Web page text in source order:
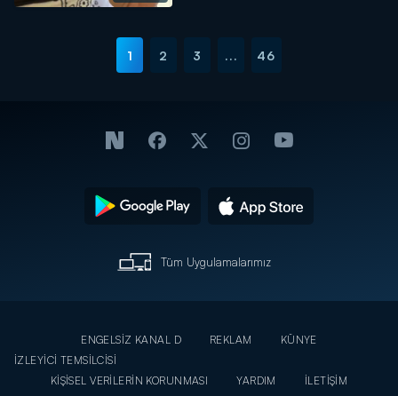
1 2 3 ... 46
Tüm Uygulamalarımız
ENGELSİZ KANAL D REKLAM
KÜNYE
İZLEYİCİ TEMSİLCİSİ
KİŞİSEL VERİLERİN KORUNMASI
YARDIM İLETİŞİM